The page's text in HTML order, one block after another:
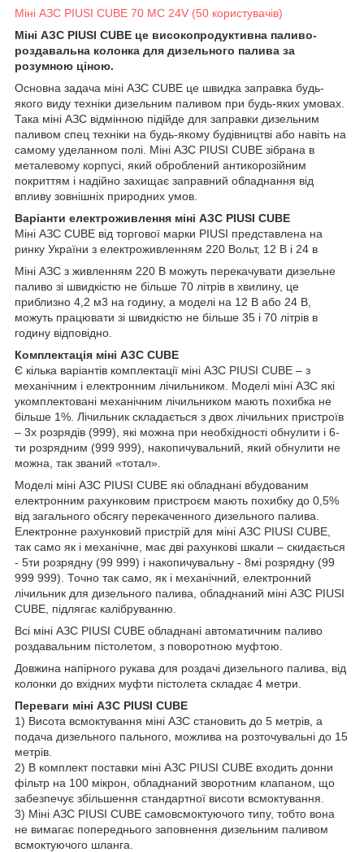
Міні АЗС PIUSI CUBE 70 MC 24V (50 користувачів)
Міні АЗС PIUSI CUBE це високопродуктивна паливо-
роздавальна колонка для дизельного палива за
розумною ціною.
Основна задача міні АЗС CUBE це швидка заправка будь-
якого виду техніки дизельним паливом при будь-яких умовах.
Така міні АЗС відмінною підійде для заправки дизельним
паливом спец техніки на будь-якому будівництві або навіть на
самому уделанном полі. Міні АЗС PIUSI CUBE зібрана в
металевому корпусі, який оброблений антикорозійним
покриттям і надійно захищає заправний обладнання від
впливу зовнішніх природних умов.
Варіанти електроживлення міні АЗС PIUSI CUBE
Міні АЗС CUBE від торгової марки PIUSI представлена на
ринку України з електроживленням 220 Вольт, 12 В і 24 в
Міні АЗС з живленням 220 В можуть перекачувати дизельне
паливо зі швидкістю не більше 70 літрів в хвилину, це
приблизно 4,2 м3 на годину, а моделі на 12 В або 24 В,
можуть працювати зі швидкістю не більше 35 і 70 літрів в
годину відповідно.
Комплектація міні АЗС CUBE
Є кілька варіантів комплектації міні АЗС PIUSI CUBE – з
механічним і електронним лічильником. Моделі міні АЗС які
укомплектовані механічним лічильником мають похибка не
більше 1%. Лічильник складається з двох лічильних пристроїв
– 3х розрядів (999), які можна при необхідності обнулити і 6-
ти розрядним (999 999), накопичувальний, який обнулити не
можна, так званий «тотал».
Моделі міні АЗС PIUSI CUBE які обладнані вбудованим
електронним рахунковим пристроєм мають похибку до 0,5%
від загального обсягу перекаченного дизельного палива.
Електронне рахунковий пристрій для міні АЗС PIUSI CUBE,
так само як і механічне, має дві рахункові шкали – скидається
- 5ти розрядну (99 999) і накопичувальну - 8мі розрядну (99
999 999). Точно так само, як і механічний, електронний
лічильник для дизельного палива, обладнаний міні АЗС PIUSI
CUBE, підлягає калібруванню.
Всі міні АЗС PIUSI CUBE обладнані автоматичним паливо
роздавальним пістолетом, з поворотною муфтою.
Довжина напірного рукава для роздачі дизельного палива, від
колонки до вхідних муфти пістолета складає 4 метри.
Переваги міні АЗС PIUSI CUBE
1) Висота всмоктування міні АЗС становить до 5 метрів, а
подача дизельного пального, можлива на розточувальні до 15
метрів.
2) В комплект поставки міні АЗС PIUSI CUBE входить донни
фільтр на 100 мікрон, обладнаний зворотним клапаном, що
забезпечує збільшення стандартної висоти всмоктування.
3) Міні АЗС PIUSI CUBE самовсмоктуючого типу, тобто вона
не вимагає попереднього заповнення дизельним паливом
всмоктуючого шланга.